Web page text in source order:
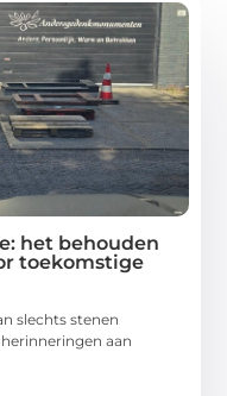
het behouden
toekomstige
slechts stenen
aan